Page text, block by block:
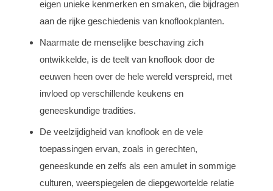
eigen unieke kenmerken en smaken, die bijdragen
aan de rijke geschiedenis van knoflookplanten.
Naarmate de menselijke beschaving zich
ontwikkelde, is de teelt van knoflook door de
eeuwen heen over de hele wereld verspreid, met
invloed op verschillende keukens en
geneeskundige tradities.
De veelzijdigheid van knoflook en de vele
toepassingen ervan, zoals in gerechten,
geneeskunde en zelfs als een amulet in sommige
culturen, weerspiegelen de diepgewortelde relatie